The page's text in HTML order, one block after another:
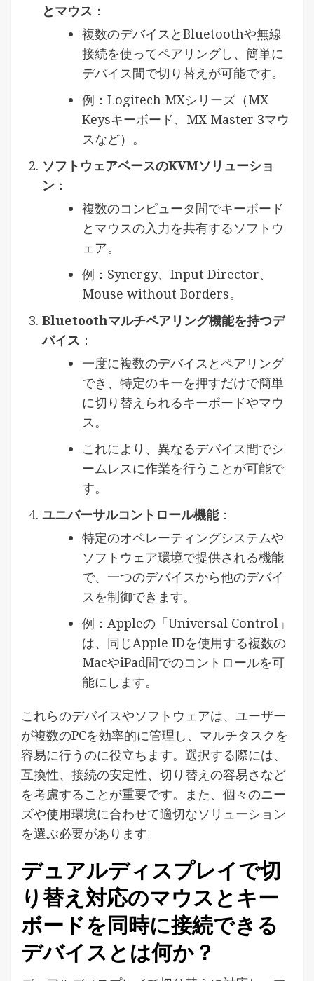
とマウス ：
複数のデバイスとBluetoothや無線
接続を使ってペアリングし、簡単に
デバイス間で切り替えが可能です。
例：Logitech MXシリーズ（MX
Keysキーボード、MX Master 3マウ
スなど）。
ソフトウェアベースのKVMソリューショ
ン ：
複数のコンピュータ間でキーボード
とマウスの入力を共有するソフトウ
ェア。
例：Synergy、Input Director、
Mouse without Borders。
Bluetoothマルチペアリング機能を持つデ
バイス ：
一度に複数のデバイスとペアリング
でき、特定のキーを押すだけで簡単
に切り替えられるキーボードやマウ
ス。
これにより、異なるデバイス間でシ
ームレスに作業を行うことが可能で
す。
ユニバーサルコントロール機能：
特定のオペレーティングシステムや
ソフトウェア環境で提供される機能
で、一つのデバイスから他のデバイ
スを制御できます。
例：Appleの「Universal Control」
は、同じApple IDを使用する複数の
MacやiPad間でのコントロールを可
能にします。
これらのデバイスやソフトウェアは、ユーザー
が複数のPCを効率的に管理し、マルチタスクを
容易に行うのに役立ちます。選択する際には、
互換性、接続の安定性、切り替えの容易さなど
を考慮することが重要です。また、個々のニー
ズや使用環境に合わせて適切なソリューション
を選ぶ必要があります。
デュアルディスプレイで切
り替え対応のマウスとキー
ボードを同時に接続できる
デバイスとは何か？